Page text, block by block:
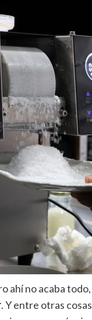
ahí no acaba
. Y entre otras